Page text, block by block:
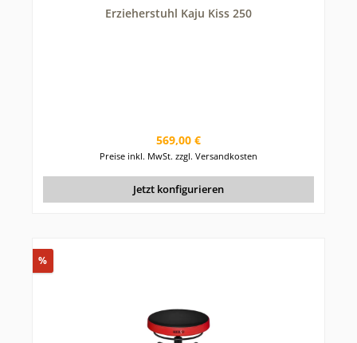
Erzieherstuhl Kaju Kiss 250
Regulärer Preis:
569,00 €
Preise inkl. MwSt. zzgl. Versandkosten
Jetzt konfigurieren
%Rabatt